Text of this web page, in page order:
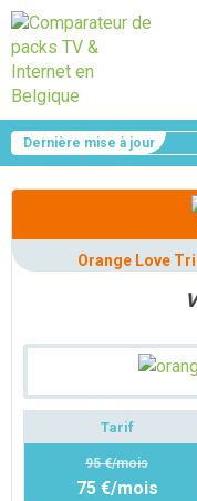
Dernière mise à jour
Orange Love
Tarif
95 €/mois
75 €/mois